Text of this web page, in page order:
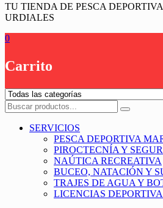
TU TIENDA DE PESCA
URDIALES
0
Carrito
SERVICIOS
PESCA DEPORTIVA
PIROCTECNÍA Y
NAÚTICA RECREATIVA
BUCEO, NATACIÓN Y
TRAJES DE AGUA Y
LICENCIAS